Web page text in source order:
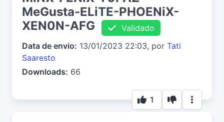
MeGusta-ELiTE-PHOENiX-
XEN0N-AFG
Validado
Data de envio: 13/01/2023 22:03, por Tati
Saaresto
Downloads: 66
1